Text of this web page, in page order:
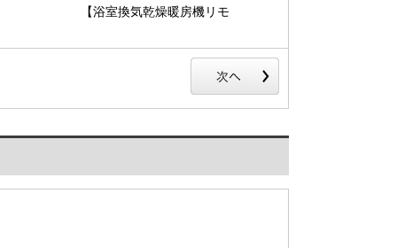
【浴室換気乾燥暖房機リモ